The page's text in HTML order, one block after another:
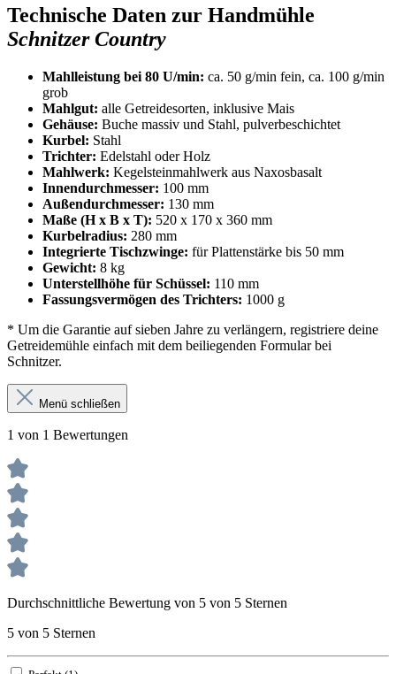
Technische Daten zur Handmühle
Schnitzer Country
Mahlleistung bei 80 U/min: ca. 50 g/min fein, ca. 100 g/min
grob
Mahlgut: alle Getreidesorten, inklusive Mais
Gehäuse: Buche massiv und Stahl, pulverbeschichtet
Kurbel: Stahl
Trichter: Edelstahl oder Holz
Mahlwerk: Kegelsteinmahlwerk aus Naxosbasalt
Innendurchmesser: 100 mm
Außendurchmesser: 130 mm
Maße (H x B x T): 520 x 170 x 360 mm
Kurbelradius: 280 mm
Integrierte Tischzwinge: für Plattenstärke bis 50 mm
Gewicht: 8 kg
Unterstellhöhe für Schüssel: 110 mm
Fassungsvermögen des Trichters: 1000 g
* Um die Garantie auf sieben Jahre zu verlängern, registriere deine
Getreidemühle einfach mit dem beiliegenden Formular bei
Schnitzer.
Menü schließen
1 von 1 Bewertungen
Durchschnittliche Bewertung von 5 von 5 Sternen
5 von 5 Sternen